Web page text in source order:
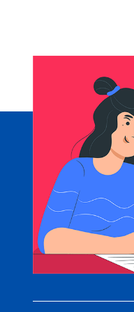
¿No
Síguenos y